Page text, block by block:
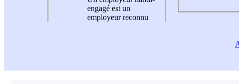
engagé est un
employeur reconnu